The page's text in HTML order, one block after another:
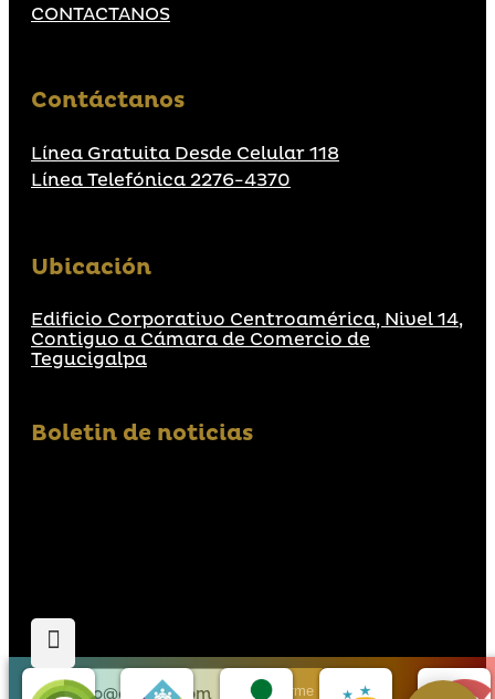
CONTACTANOS
Contáctanos
Línea Gratuita Desde Celular 118
Línea Telefónica 2276-4370
Ubicación
Edificio Corporativo Centroamérica, Nivel 14,
Contiguo a Cámara de Comercio de
Tegucigalpa
Boletin de noticias
Suscribirme